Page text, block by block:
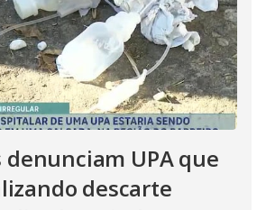
denunciam UPA que
descarte